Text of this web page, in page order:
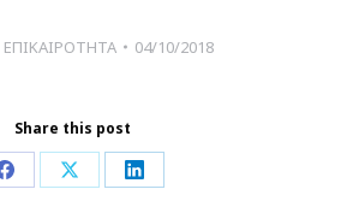
ΕΠΙΚΑΙΡΟΤΗΤΑ 04/10/2018
Share this post
Share Share Share